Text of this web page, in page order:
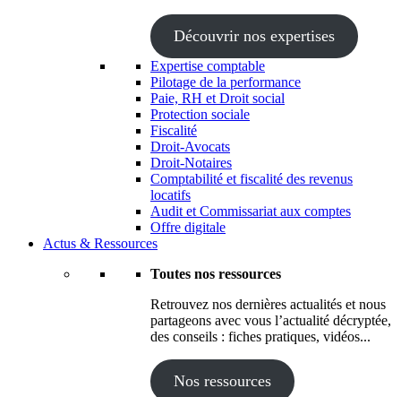
Découvrir nos expertises
Expertise comptable
Pilotage de la performance
Paie, RH et Droit social
Protection sociale
Fiscalité
Droit-Avocats
Droit-Notaires
Comptabilité et fiscalité des revenus
locatifs
Audit et Commissariat aux comptes
Offre digitale
Actus & Ressources
Toutes nos ressources
Retrouvez nos dernières actualités et nous
partageons avec vous l’actualité décryptée,
des conseils : fiches pratiques, vidéos...
Nos ressources